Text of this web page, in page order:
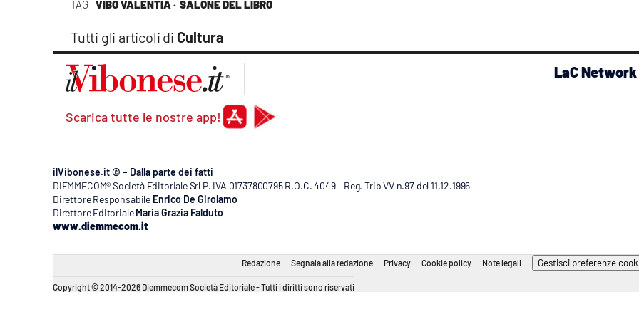
TAG VIBO VALENTIA · SALONE DEL LIBRO
Tutti gli articoli di Cultura
Scarica tutte le nostre app!
LaC Network
ilVibonese.it © – Dalla parte dei fatti
DIEMMECOM® Società Editoriale Srl P. IVA 01737800795 R.O.C. 4049 – Reg. Trib VV n.97 del 11.12.1996
Direttore Responsabile Enrico De Girolamo
Direttore Editoriale Maria Grazia Falduto
www.diemmecom.it
Redazione Segnala alla redazione Privacy Cookie policy Note legali Gestisci preferenze
Copyright © 2014-2026 Diemmecom Società Editoriale - Tutti i diritti sono riservati